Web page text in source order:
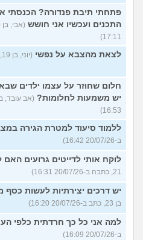
פתחתי תיבת פנדורה? הכנסתי
התכנים ועכשיו אני חושש
17:11)
לצאת מהצבא על נפשי (יוני, בן 19, כתב ב-20/07/26 17:02)
חלום שחוזר על עצמו ילדים
יש משמעות לחלומות?
16:53)
ללמוד סיעוד למטרת הגירה
ב-20/07/26 16:42)
לוקח אותי לדייטים גרועים
21, כתבה ב-20/07/26 16:31)
יש דרכים יצירתיות לעשות
בן 23, כתב ב-20/07/26 16:20)
למה אני כל כך חרדתית כלפי
ב-20/07/26 16:09)